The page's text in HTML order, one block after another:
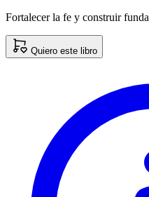
Fortalecer la fe y construir
Quiero este libro